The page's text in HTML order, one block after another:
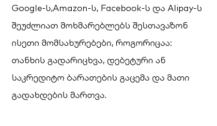
Google-ს,Amazon-ს, Facebook-ს და Alipay-ს
შეუძლიათ მოხმარებლებს შესთავაზონ
ისეთი მომსახურებები, როგორიცაა:
თანხის გადარიცხვა, დებეტური ან
საკრედიტო ბარათების გაცემა და მათი
გადახდების მართვა.